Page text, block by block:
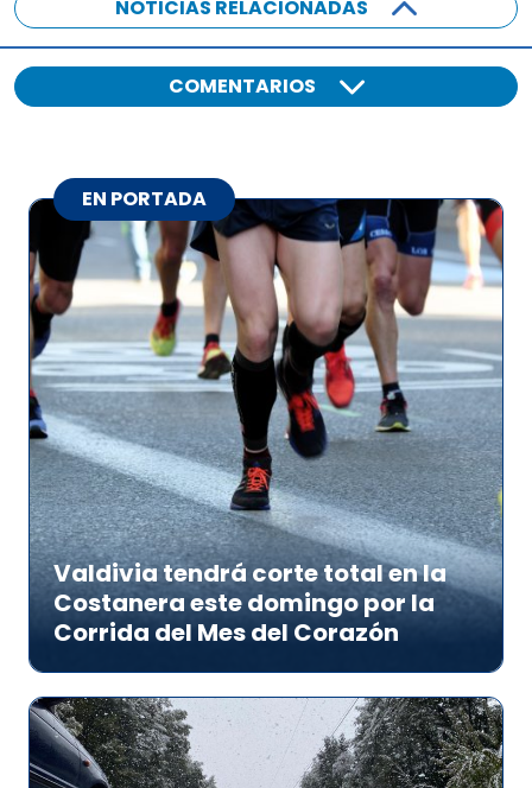
NOTICIAS RELACIONADAS
COMENTARIOS
EN PORTADA
Valdivia tendrá corte total en la
Costanera este domingo por la
Corrida del Mes del Corazón